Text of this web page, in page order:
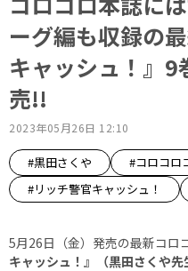
ーグ編も収録の
キャッシュ！』
売!!
2023年05月26日 12:10
#黒田さくや
#コロコロ
#リッチ警官キャッシュ！
5月26日（金）発売の最新コロ
キャッシュ！』（黒田さくや先